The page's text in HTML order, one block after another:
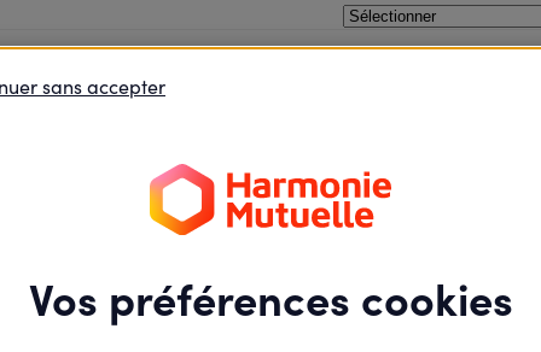
le débat Je défends des projets
des soignants c'est mieux soigner les patients.
Prendre soin
mieux
parVICTORIA CENTER
Vos préférences cookies
sans accepter